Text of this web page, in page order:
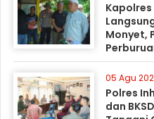
Monyet,
05 Agu
Polres
dan